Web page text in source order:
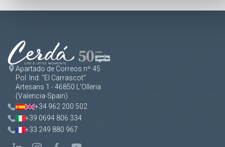
Apartado de Correos nº 45
Pol. Ind. "El Carrascot"
Artesans 1 - 46850 L'Olleria
(Valencia-Spain)
+34 962 200 502
+39 0694 806 334
+33 249 880 967